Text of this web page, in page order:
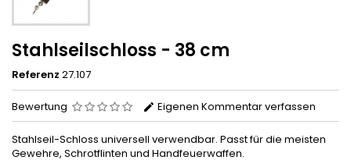
Stahlseilschloss - 38 cm
Referenz 27.107
Bewertung Eigenen Kommentar verfassen
Stahlseil-Schloss universell verwendbar. Passt für die meisten
Gewehre, Schrotflinten und Handfeuerwaffen.